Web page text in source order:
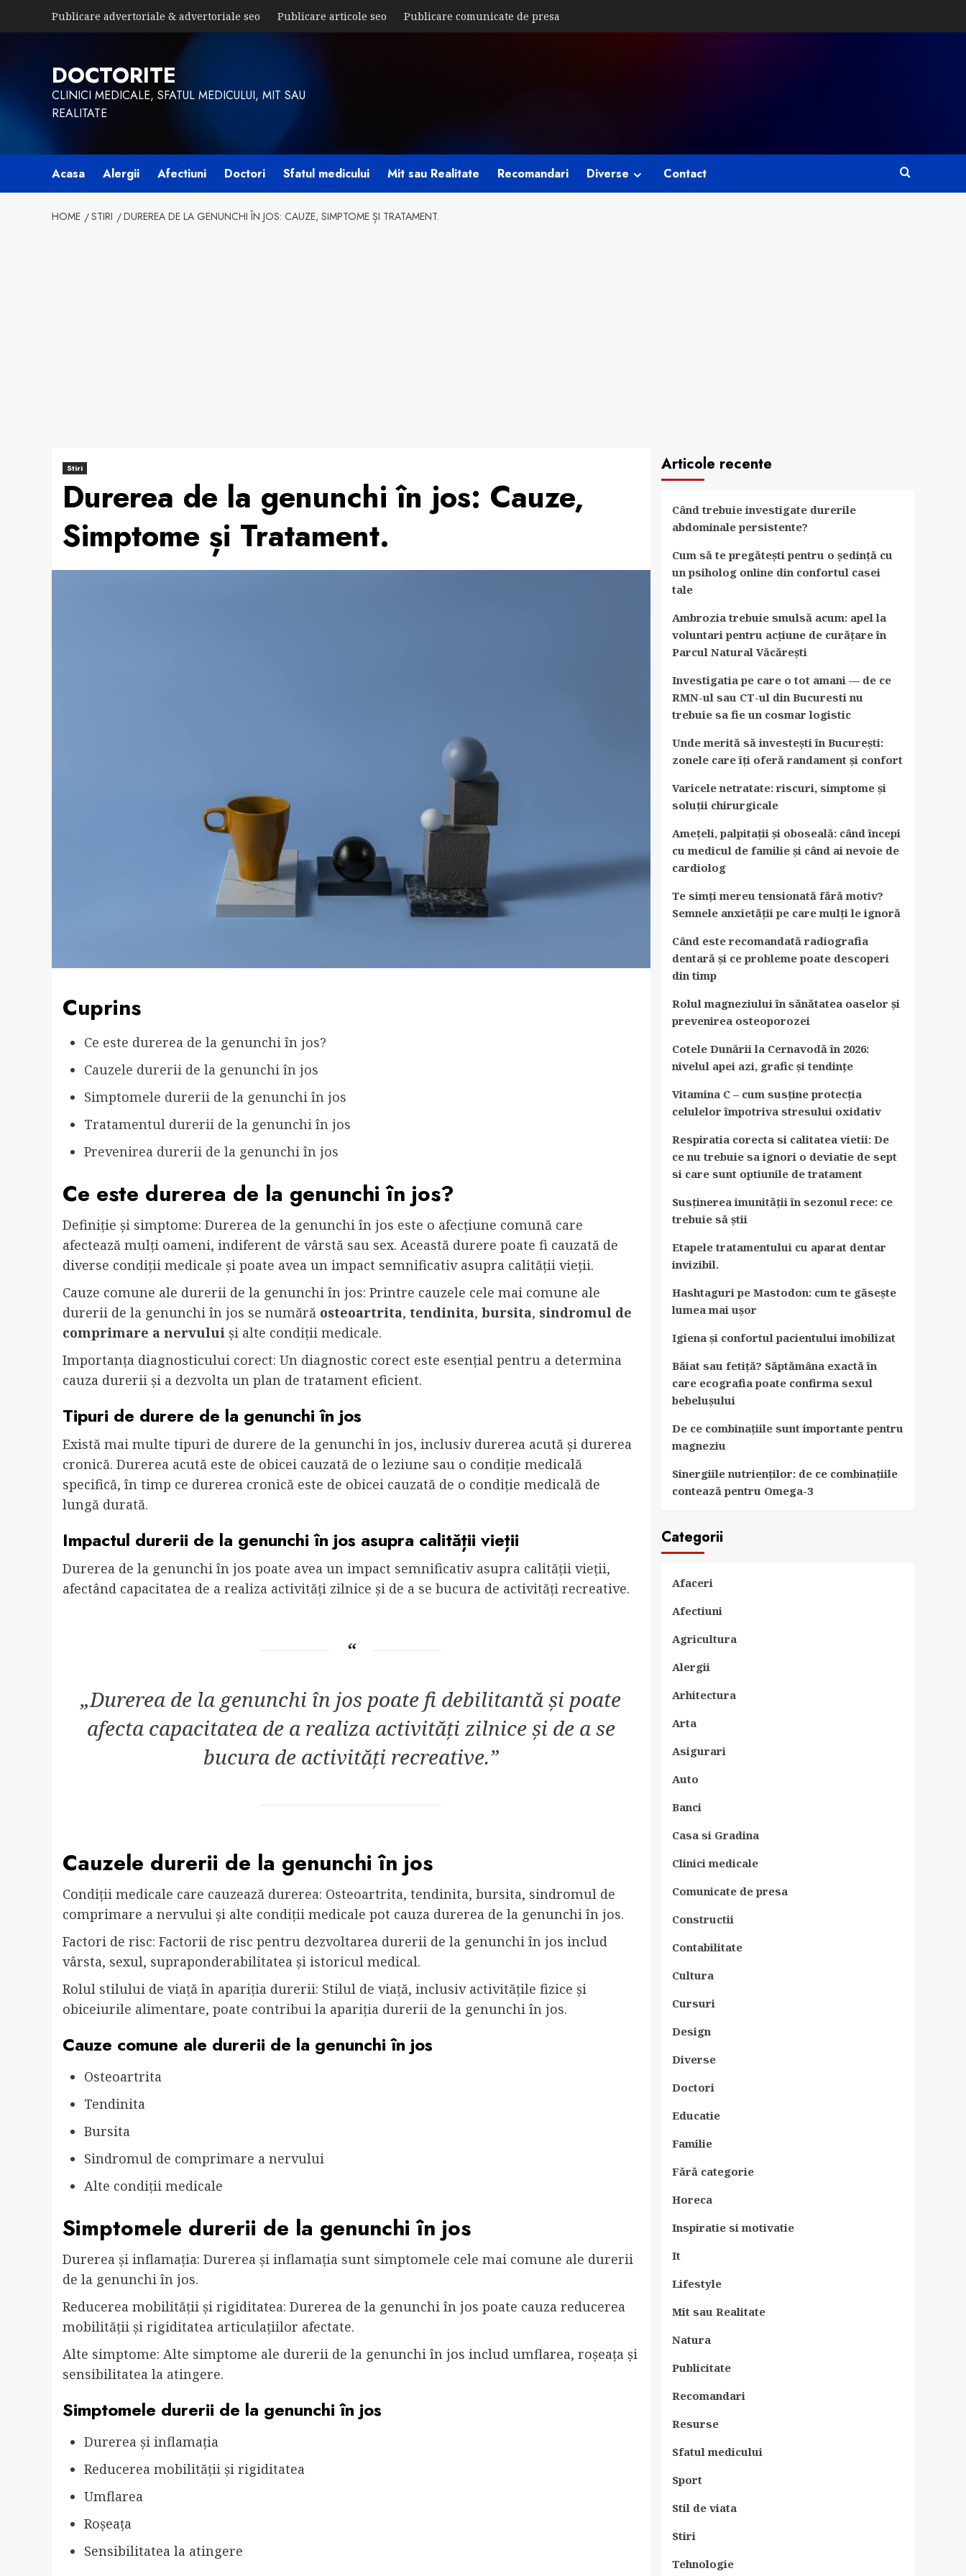
Publicare advertoriale & advertoriale seo Publicare articole seo Publicare comunicate de presa
DOCTORITE
CLINICI MEDICALE, SFATUL MEDICULUI, MIT SAU
REALITATE
Acasa Alergii Afectiuni Doctori Sfatul medicului Mit sau Realitate Recomandari Diverse Contact
HOME STIRI DUREREA DE LA GENUNCHI ÎN JOS: CAUZE, SIMPTOME ȘI TRATAMENT.
Stiri
Durerea de la genunchi în jos: Cauze,
Simptome și Tratament.
Cuprins
Ce este durerea de la genunchi în jos?
Cauzele durerii de la genunchi în jos
Simptomele durerii de la genunchi în jos
Tratamentul durerii de la genunchi în jos
Prevenirea durerii de la genunchi în jos
Ce este durerea de la genunchi în jos?
Definiție și simptome: Durerea de la genunchi în jos este o afecțiune comună care
afectează mulți oameni, indiferent de vârstă sau sex. Această durere poate fi cauzată de
diverse condiții medicale și poate avea un impact semnificativ asupra calității vieții.
Cauze comune ale durerii de la genunchi în jos: Printre cauzele cele mai comune ale
durerii de la genunchi în jos se numără osteoartrita, tendinita, bursita, sindromul de
comprimare a nervului și alte condiții medicale.
Importanța diagnosticului corect: Un diagnostic corect este esențial pentru a determina
cauza durerii și a dezvolta un plan de tratament eficient.
Tipuri de durere de la genunchi în jos
Există mai multe tipuri de durere de la genunchi în jos, inclusiv durerea acută și durerea
cronică. Durerea acută este de obicei cauzată de o leziune sau o condiție medicală
specifică, în timp ce durerea cronică este de obicei cauzată de o condiție medicală de
lungă durată.
Impactul durerii de la genunchi în jos asupra calității vieții
Durerea de la genunchi în jos poate avea un impact semnificativ asupra calității vieții,
afectând capacitatea de a realiza activități zilnice și de a se bucura de activități recreative.
„Durerea de la genunchi în jos poate fi debilitantă și poate
afecta capacitatea de a realiza activități zilnice și de a se
bucura de activități recreative.”
Cauzele durerii de la genunchi în jos
Condiții medicale care cauzează durerea: Osteoartrita, tendinita, bursita, sindromul de
comprimare a nervului și alte condiții medicale pot cauza durerea de la genunchi în jos.
Factori de risc: Factorii de risc pentru dezvoltarea durerii de la genunchi în jos includ
vârsta, sexul, supraponderabilitatea și istoricul medical.
Rolul stilului de viață în apariția durerii: Stilul de viață, inclusiv activitățile fizice și
obiceiurile alimentare, poate contribui la apariția durerii de la genunchi în jos.
Cauze comune ale durerii de la genunchi în jos
Osteoartrita
Tendinita
Bursita
Sindromul de comprimare a nervului
Alte condiții medicale
Simptomele durerii de la genunchi în jos
Durerea și inflamația: Durerea și inflamația sunt simptomele cele mai comune ale durerii
de la genunchi în jos.
Reducerea mobilității și rigiditatea: Durerea de la genunchi în jos poate cauza reducerea
mobilității și rigiditatea articulațiilor afectate.
Alte simptome: Alte simptome ale durerii de la genunchi în jos includ umflarea, roșeața și
sensibilitatea la atingere.
Simptomele durerii de la genunchi în jos
Durerea și inflamația
Reducerea mobilității și rigiditatea
Umflarea
Roșeața
Sensibilitatea la atingere
Articole recente
Când trebuie investigate durerile
abdominale persistente?
Cum să te pregătești pentru o ședință cu
un psiholog online din confortul casei
tale
Ambrozia trebuie smulsă acum: apel la
voluntari pentru acțiune de curățare în
Parcul Natural Văcărești
Investigatia pe care o tot amani — de ce
RMN-ul sau CT-ul din Bucuresti nu
trebuie sa fie un cosmar logistic
Unde merită să investești în București:
zonele care îți oferă randament și confort
Varicele netratate: riscuri, simptome și
soluții chirurgicale
Amețeli, palpitații și oboseală: când începi
cu medicul de familie și când ai nevoie de
cardiolog
Te simți mereu tensionată fără motiv?
Semnele anxietății pe care mulți le ignoră
Când este recomandată radiografia
dentară și ce probleme poate descoperi
din timp
Rolul magneziului în sănătatea oaselor și
prevenirea osteoporozei
Cotele Dunării la Cernavodă în 2026:
nivelul apei azi, grafic și tendințe
Vitamina C – cum susține protecția
celulelor împotriva stresului oxidativ
Respiratia corecta si calitatea vietii: De
ce nu trebuie sa ignori o deviatie de sept
si care sunt optiunile de tratament
Susținerea imunității în sezonul rece: ce
trebuie să știi
Etapele tratamentului cu aparat dentar
invizibil.
Hashtaguri pe Mastodon: cum te găsește
lumea mai ușor
Igiena și confortul pacientului imobilizat
Băiat sau fetiță? Săptămâna exactă în
care ecografia poate confirma sexul
bebelușului
De ce combinațiile sunt importante pentru
magneziu
Sinergiile nutrienților: de ce combinațiile
contează pentru Omega-3
Categorii
Afaceri
Afectiuni
Agricultura
Alergii
Arhitectura
Arta
Asigurari
Auto
Banci
Casa si Gradina
Clinici medicale
Comunicate de presa
Constructii
Contabilitate
Cultura
Cursuri
Design
Diverse
Doctori
Educatie
Familie
Fără categorie
Horeca
Inspiratie si motivatie
It
Lifestyle
Mit sau Realitate
Natura
Publicitate
Recomandari
Resurse
Sfatul medicului
Sport
Stil de viata
Stiri
Tehnologie